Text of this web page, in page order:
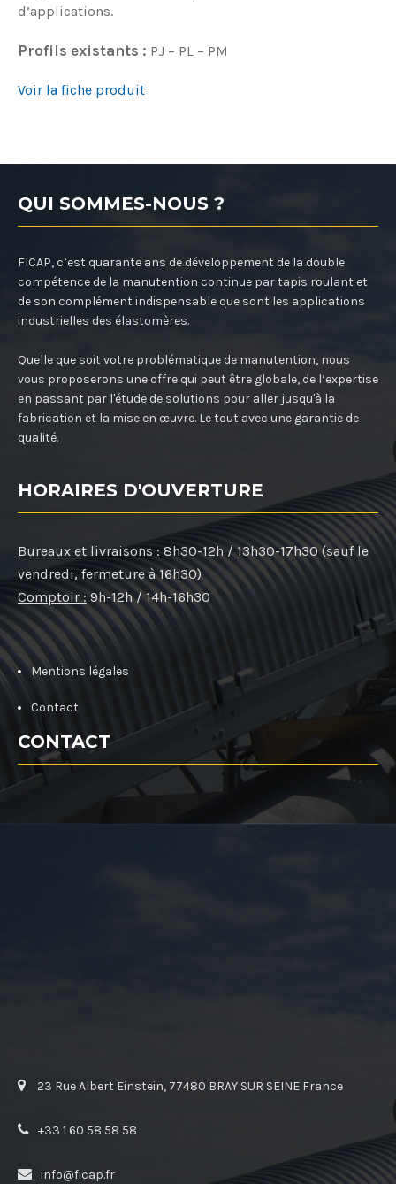
d’applications.
Profils existants : PJ – PL – PM
Voir la fiche produit
QUI SOMMES-NOUS ?
FICAP, c’est quarante ans de développement de la double
compétence de la manutention continue par tapis roulant et
de son complément indispensable que sont les applications
industrielles des élastomères.
Quelle que soit votre problématique de manutention, nous
vous proposerons une offre qui peut être globale, de l’expertise
en passant par l'étude de solutions pour aller jusqu'à la
fabrication et la mise en œuvre. Le tout avec une garantie de
qualité.
HORAIRES D'OUVERTURE
Bureaux et livraisons : 8h30-12h / 13h30-17h30 (sauf le
vendredi, fermeture à 16h30)
Comptoir : 9h-12h / 14h-16h30
Mentions légales
Contact
CONTACT
23 Rue Albert Einstein, 77480 BRAY SUR SEINE France
+33 1 60 58 58 58
info@ficap.fr